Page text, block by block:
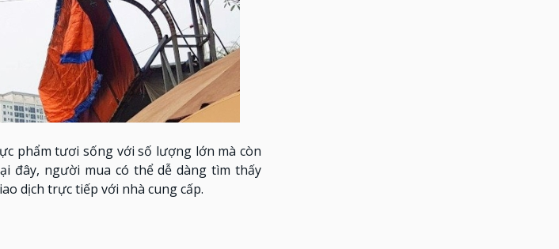
phẩm tươi sống với số lượng lớn mà còn
đây, người mua có thể dễ dàng tìm thấy
dịch trực tiếp với nhà cung cấp.